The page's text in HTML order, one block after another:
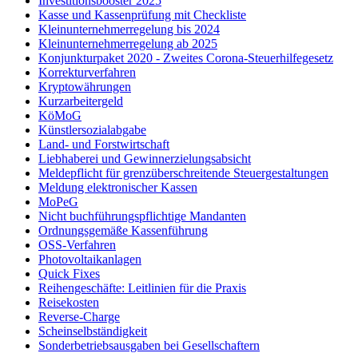
Kasse und Kassenprüfung mit Checkliste
Kleinunternehmerregelung bis 2024
Kleinunternehmerregelung ab 2025
Konjunkturpaket 2020 - Zweites Corona-Steuerhilfegesetz
Korrekturverfahren
Kryptowährungen
Kurzarbeitergeld
KöMoG
Künstlersozialabgabe
Land- und Forstwirtschaft
Liebhaberei und Gewinnerzielungsabsicht
Meldepflicht für grenzüberschreitende Steuergestaltungen
Meldung elektronischer Kassen
MoPeG
Nicht buchführungspflichtige Mandanten
Ordnungsgemäße Kassenführung
OSS-Verfahren
Photovoltaikanlagen
Quick Fixes
Reihengeschäfte: Leitlinien für die Praxis
Reisekosten
Reverse-Charge
Scheinselbständigkeit
Sonderbetriebsausgaben bei Gesellschaftern